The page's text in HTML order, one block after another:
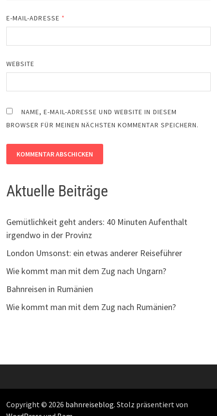
E-MAIL-ADRESSE *
WEBSITE
NAME, E-MAIL-ADRESSE UND WEBSITE IN DIESEM
BROWSER FÜR MEINEN NÄCHSTEN KOMMENTAR SPEICHERN.
Aktuelle Beiträge
Gemütlichkeit geht anders: 40 Minuten Aufenthalt
irgendwo in der Provinz
London Umsonst: ein etwas anderer Reiseführer
Wie kommt man mit dem Zug nach Ungarn?
Bahnreisen in Rumänien
Wie kommt man mit dem Zug nach Rumänien?
Copyright © 2026 bahnreiseblog. Stolz präsentiert von